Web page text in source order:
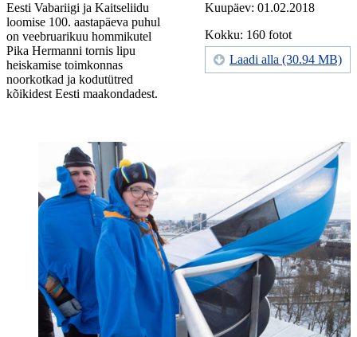
Kuupäev: 01.02.2018
Kokku: 160 fotot
Laadi alla (30.94 MB)
Eesti Vabariigi ja Kaitseliidu
loomise 100. aastapäeva puhul
on veebruarikuu hommikutel
Pika Hermanni tornis lipu
heiskamise toimkonnas
noorkotkad ja kodutütred
kõikidest Eesti maakondadest.